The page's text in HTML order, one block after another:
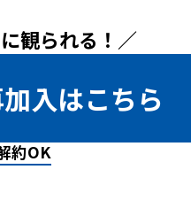
観られる！／
入はこちら
約OK